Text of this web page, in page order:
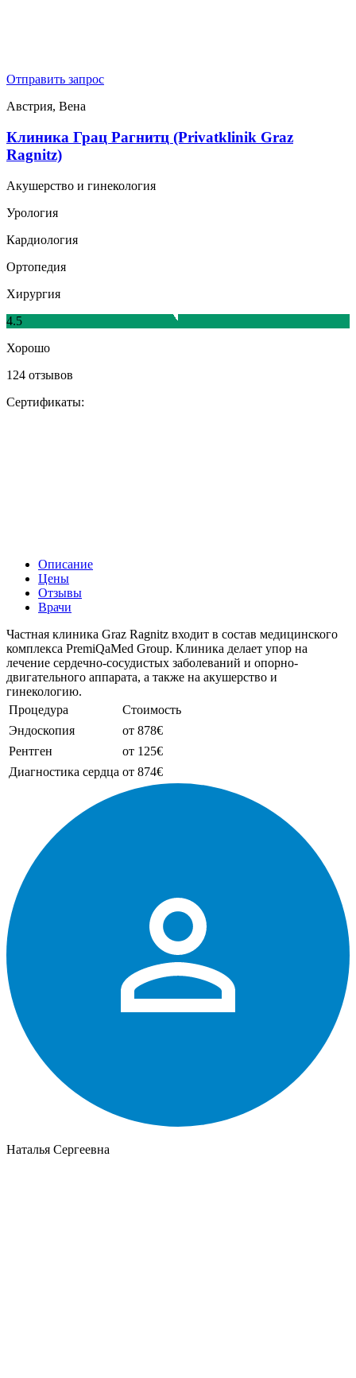
Отправить запрос
Австрия, Вена
Клиника Грац Рагнитц (Privatklinik Graz
Ragnitz)
Акушерство и гинекология
Урология
Кардиология
Ортопедия
Хирургия
4.5
Хорошо
124 отзывов
Сертификаты:
Описание
Цены
Отзывы
Врачи
Частная клиника Graz Ragnitz входит в состав медицинского
комплекса PremiQaMed Group. Клиника делает упор на
лечение сердечно-сосудистых заболеваний и опорно-
двигательного аппарата, а также на акушерство и
гинекологию.
Процедура
Стоимость
Эндоскопия
от 878€
Рентген
от 125€
Диагностика сердца от 874€
Наталья Сергеевна